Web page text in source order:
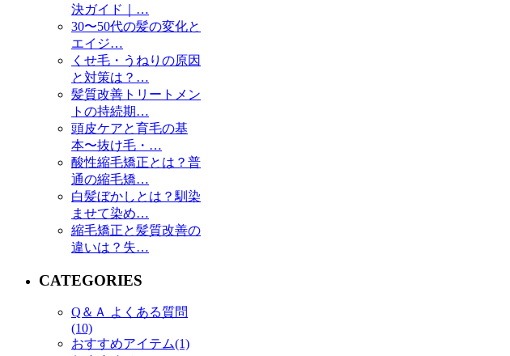
決ガイド｜…
30〜50代の髪の変化と
エイジ…
くせ毛・うねりの原因
と対策は？…
髪質改善トリートメン
トの持続期…
頭皮ケアと育毛の基
本〜抜け毛・…
酸性縮毛矯正とは？普
通の縮毛矯…
白髪ぼかしとは？馴染
ませて染め…
縮毛矯正と髪質改善の
違いは？失…
CATEGORIES
Q＆Ａ よくある質問
(10)
おすすめアイテム(1)